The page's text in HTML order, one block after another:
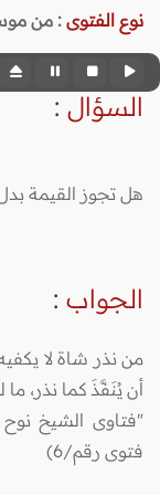
نوع الفتوى : من
السؤال :
هل تجوز القيمة
الجواب :
من نذر شاة لا
أن يُنَفَّذَ كما نذر،
"فتاوى الشيخ نوح
فتوى رقم/6)